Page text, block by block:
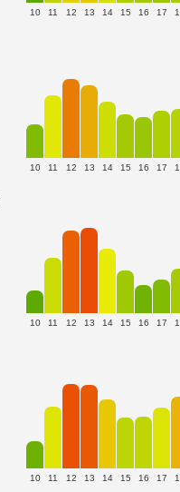
10 11 12 13 14 15 16 17
10 11 12 13 14 15 16 17
10 11 12 13 14 15 16 17
10 11 12 13 14 15 16 17